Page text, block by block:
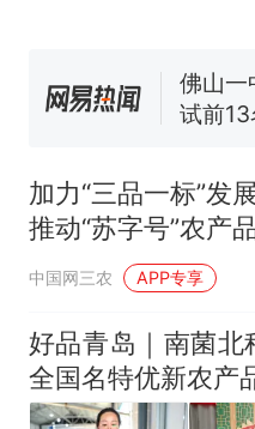
佛山一
试前
核查
全部作
加力“三品一标”发
推动“苏字号”农产
升级
中国网三农 APP专享
好品青岛｜南菌北
全国名特优新农产